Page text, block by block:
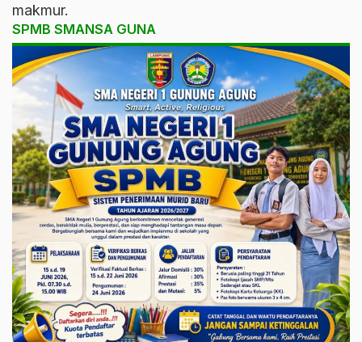
makmur.
SPMB SMANSA GUNA